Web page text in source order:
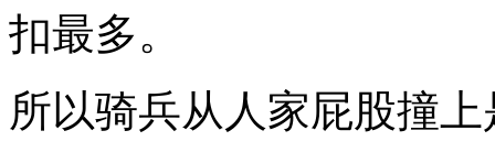
扣最多。
所以骑兵从人家屁股撞